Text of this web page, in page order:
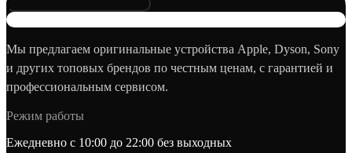
Мы предлагаем оригинальные устройства Apple, Dyson, Sony
и других топовых брендов по честным ценам, с гарантией и
профессиональным сервисом.
Режим работы
Ежедневно с 10:00 до 22:00 без выходных